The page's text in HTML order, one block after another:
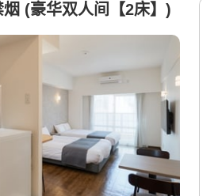
(豪华双人间【2床】)